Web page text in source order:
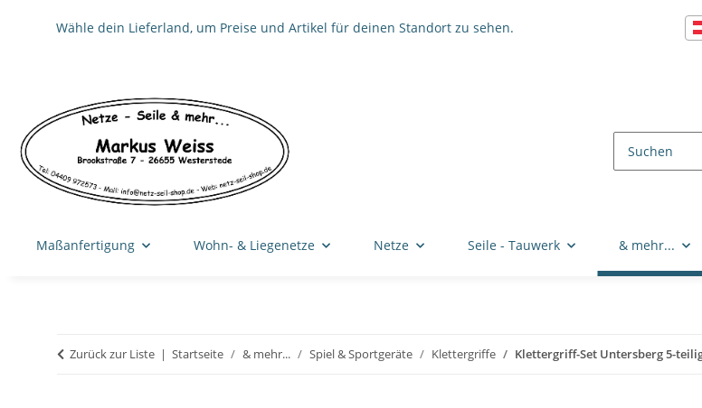
Wähle dein Lieferland, um Preise und Artikel für deinen Standort zu sehen.
Maßanfertigung Wohn- & Liegenetze Netze Seile - Tauwerk & mehr...
Zurück zur Liste Startseite & mehr... Spiel & Sportgeräte Klettergriffe Klettergriff-Set Untersberg 5-